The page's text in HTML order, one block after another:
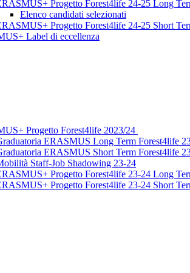
Progetto Forest4life 24-25 Long
Elenco candidati selezionati
Progetto Forest4life 24-25 Short
Label di eccellenza
Progetto Forest4life 2023/24
ERASMUS Long Term Forest4life
ERASMUS Short Term Forest4life
Staff-Job Shadowing 23-24
Progetto Forest4life 23-24 Long
Progetto Forest4life 23-24 Short